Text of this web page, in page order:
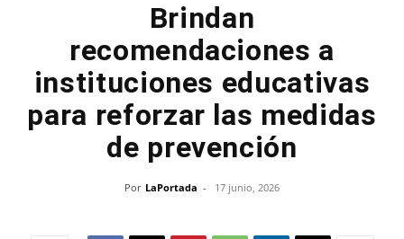
Brindan
recomendaciones a
instituciones educativas
para reforzar las medidas
de prevención
Por LaPortada - 17 junio, 2026